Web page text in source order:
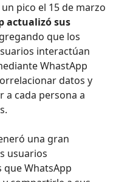
pico el 15 de marzo
actualizó sus
que los
interactúan
WhastApp
datos y
a cada persona a
una gran
usuarios
WhatsApp